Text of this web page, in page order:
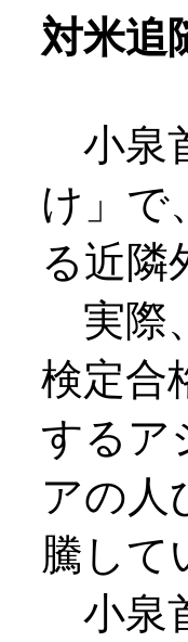
対米追
小泉
け」で
る近隣
実際
検定合
するア
アの人
騰して
小泉